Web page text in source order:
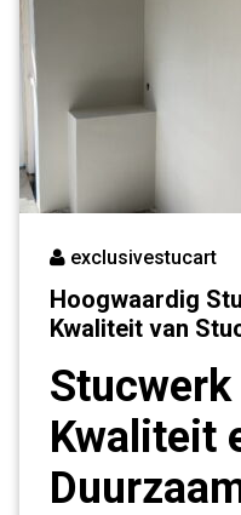
exclusivestucart
Hoogwaardig
Kwaliteit van
Stucwerk
Kwaliteit